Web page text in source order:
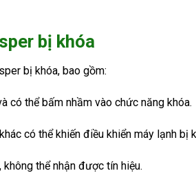
bị khóa
bị khóa, bao gồm:
có thể bấm nhầm vào chức năng khóa.
có thể khiến điều khiển máy lạnh bị
thể nhận được tín hiệu.